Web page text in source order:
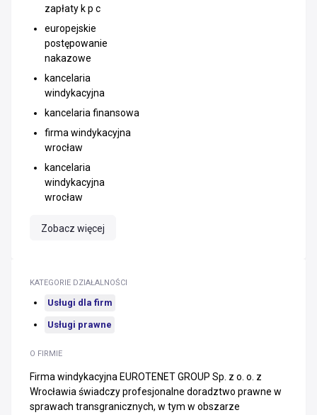
zapłaty k p c
europejskie
postępowanie
nakazowe
kancelaria
windykacyjna
kancelaria finansowa
firma windykacyjna
wrocław
kancelaria
windykacyjna
wrocław
Zobacz więcej
O FIRMIE
Firma windykacyjna EUROTENET GROUP Sp. z o. o. z
Wrocławia świadczy profesjonalne doradztwo prawne w
sprawach transgranicznych, w tym w obszarze
KATEGORIE DZIAŁALNOŚCI
Usługi dla firm
Usługi prawne